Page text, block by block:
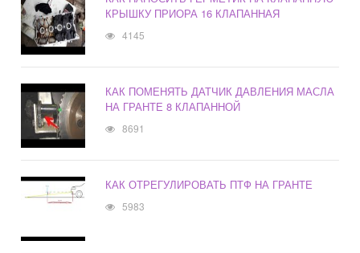
КРЫШКУ ПРИОРА 16 КЛАПАННАЯ
4145
КАК ПОМЕНЯТЬ ДАТЧИК ДАВЛЕНИЯ МАСЛА
НА ГРАНТЕ 8 КЛАПАННОЙ
8691
КАК ОТРЕГУЛИРОВАТЬ ПТФ НА ГРАНТЕ
5983